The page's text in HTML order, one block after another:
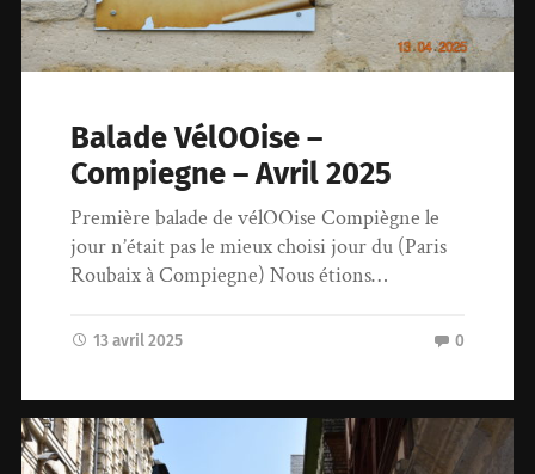
Balade VélOOise –
Compiegne – Avril 2025
Première balade de vélOOise Compiègne le
jour n’était pas le mieux choisi jour du (Paris
Roubaix à Compiegne) Nous étions…
13 avril 2025 0